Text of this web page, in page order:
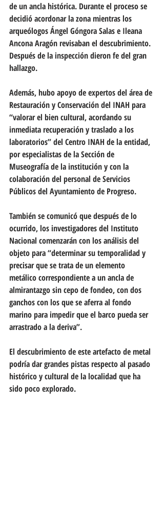
de un ancla histórica. Durante el proceso se
decidió acordonar la zona mientras los
arqueólogos Ángel Góngora Salas e Ileana
Ancona Aragón revisaban el descubrimiento.
Después de la inspección dieron fe del gran
hallazgo.
Además, hubo apoyo de expertos del área de
Restauración y Conservación del INAH para
“valorar el bien cultural, acordando su
inmediata recuperación y traslado a los
laboratorios” del Centro INAH de la entidad,
por especialistas de la Sección de
Museografía de la institución y con la
colaboración del personal de Servicios
Públicos del Ayuntamiento de Progreso.
También se comunicó que después de lo
ocurrido, los investigadores del Instituto
Nacional comenzarán con los análisis del
objeto para “determinar su temporalidad y
precisar que se trata de un elemento
metálico correspondiente a un ancla de
almirantazgo sin cepo de fondeo, con dos
ganchos con los que se aferra al fondo
marino para impedir que el barco pueda ser
arrastrado a la deriva”.
El descubrimiento de este artefacto de metal
podría dar grandes pistas respecto al pasado
histórico y cultural de la localidad que ha
sido poco explorado.